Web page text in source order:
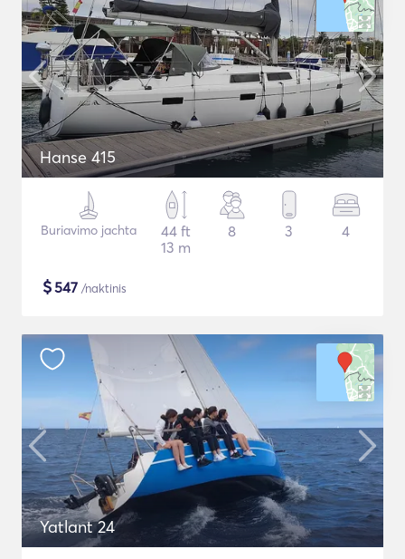
Hanse 415
Buriavimo jachta
44 ft
13 m
8 3 4
$547 /naktinis
Yatlant 24